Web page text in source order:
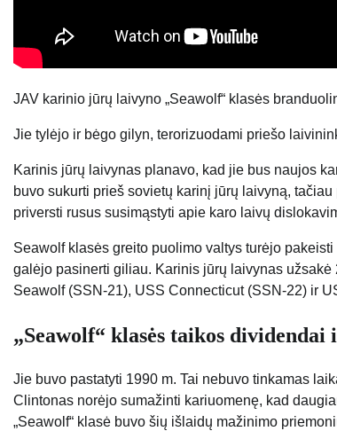
JAV karinio jūrų laivyno „Seawolf“ klasės
Jie tylėjo ir bėgo gilyn, terorizuodami priešo
Karinis jūrų laivynas planavo, kad jie bus naujos
buvo sukurti prieš sovietų karinį jūrų laivyną,
priversti rusus susimąstyti apie karo laivų
Seawolf klasės greito puolimo valtys turėjo
galėjo pasinerti giliau. Karinis jūrų laivynas
Seawolf (SSN-21), USS Connecticut (SSN-22) ir
„Seawolf“ klasės taikos dividendai
Jie buvo pastatyti 1990 m. Tai nebuvo tinkamas
Clintonas norėjo sumažinti kariuomenę, kad
„Seawolf“ klasė buvo šių išlaidų mažinimo